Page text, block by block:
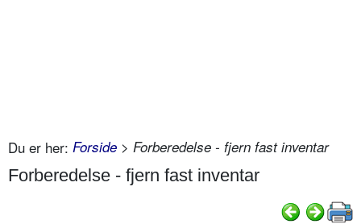
Du er her: Forside > Forberedelse - fjern fast inventar
Forberedelse - fjern fast inventar